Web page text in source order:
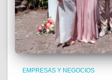
EMPRESAS Y NEGOCIOS